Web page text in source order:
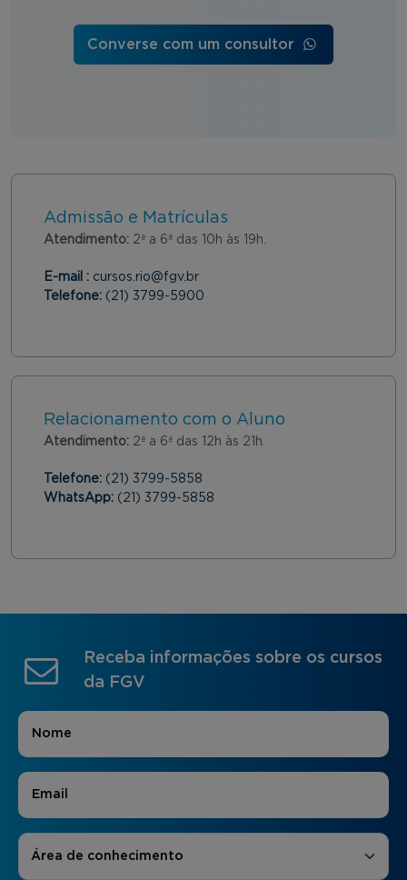
Converse com um consultor
Admissão e Matrículas
Atendimento: 2ª a 6ª das 10h às 19h.
E-mail : cursos.rio@fgv.br
Telefone: (21) 3799-5900
Relacionamento com o Aluno
Atendimento: 2ª a 6ª das 12h às 21h.
Telefone: (21) 3799-5858
WhatsApp: (21) 3799-5858
Receba informações sobre os cursos
da FGV
Nome
E-mail
Áreas de Interesse
Área de conhecimento